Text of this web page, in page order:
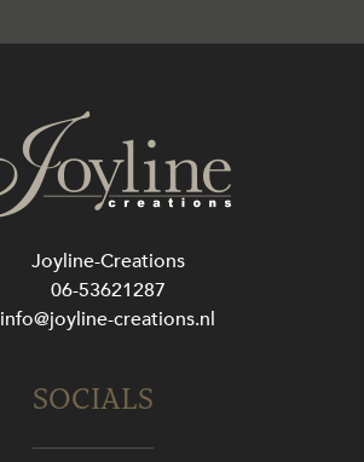
Joyline-Creations
06-53621287
info@joyline-creations.nl
SOCIALS